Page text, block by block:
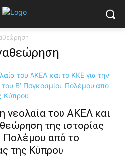
νεολαία του ΑΚΕΛ και
της ιστορίας
Πολέμου από το
της Κύπρου